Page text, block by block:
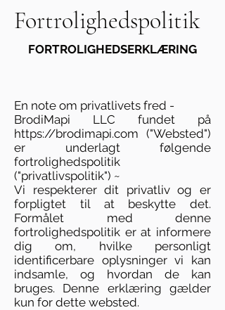
Fortrolighedspolitik
FORTROLIGHEDSERKLÆRING
En note om privatlivets fred -
BrodiMapi LLC fundet på
https://brodimapi.com ("Websted")
er underlagt følgende
fortrolighedspolitik
("privatlivspolitik") ~
Vi respekterer dit privatliv og er
forpligtet til at beskytte det.
Formålet med denne
fortrolighedspolitik er at informere
dig om, hvilke personligt
identificerbare oplysninger vi kan
indsamle, og hvordan de kan
bruges. Denne erklæring gælder
kun for dette websted.